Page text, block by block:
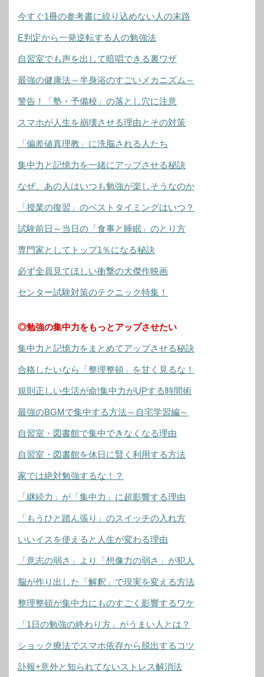
今すぐ1冊の参考書に絞り込めない人の末路
E判定から一発逆転する人の勉強法
自習室でも声を出して暗唱できる裏ワザ
最強の健康法～半身浴のすごいメカニズム～
警告！「塾・予備校」の落とし穴に注意
スマホが人生を崩壊させる理由とその対策
「偏差値真理教」に洗脳される人たち
集中力と記憶力を一緒にアップさせる秘訣
なぜ、あの人はいつも勉強が楽しそうなのか
「授業の復習」のベストタイミングはいつ？
試験前日～当日の「食事と睡眠」のとり方
専門家としてトップ1％になる秘訣
必ず全員見てほしい衝撃の大傑作映画
センター試験対策のテクニック特集！
◎勉強の集中力をもっとアップさせたい
集中力と記憶力をまとめてアップさせる秘訣
合格したいなら「整理整頓」を甘く見るな！
規則正しい生活が命!集中力がUPする時間術
最強のBGMで集中する方法～自宅学習編～
自習室・図書館で集中できなくなる理由
自習室・図書館を休日に賢く利用する方法
家では絶対勉強するな！？
「継続力」が「集中力」に超影響する理由
「もうひと踏ん張り」のスイッチの入れ方
いいイスを使えると人生が変わる理由
「意志の弱さ」より「想像力の弱さ」が犯人
脳が作り出した「解釈」で現実を変える方法
整理整頓が集中力にものすごく影響するワケ
「1日の勉強の終わり方」がうまい人とは？
ショック療法でスマホ依存から脱出するコツ
訃報+意外と知られてないストレス解消法